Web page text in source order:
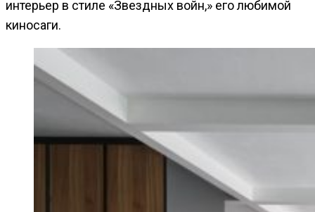
интерьер в стиле «Звездных войн,» его любимой
киносаги.